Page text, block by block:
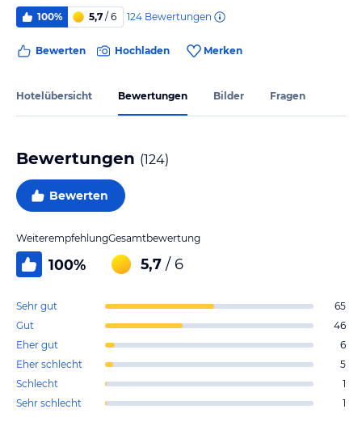
100% 5,7 / 6 124 Bewertungen
Bewerten Hochladen Merken
Hotelübersicht Bewertungen Bilder Fragen
Bewertungen (124)
Bewerten
Weiterempfehlung
100%
Gesamtbewertung
5,7 / 6
Sehr gut
65
Gut
46
Eher gut
6
Eher schlecht
5
Schlecht
1
Sehr schlecht
1